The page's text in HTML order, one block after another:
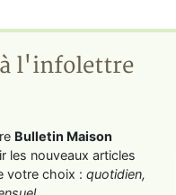
l'infolettre
Bulletin Maison
les nouveaux articles
votre choix : quotidien,